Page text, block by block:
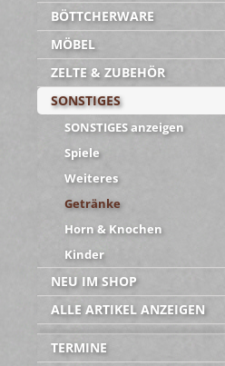
BÖTTCHERWARE
MÖBEL
ZELTE & ZUBEHÖR
SONSTIGES
SONSTIGES anzeigen
Spiele
Weiteres
Getränke
Horn & Knochen
Kinder
NEU IM SHOP
ALLE ARTIKEL ANZEIGEN
-----------------------------------------
TERMINE